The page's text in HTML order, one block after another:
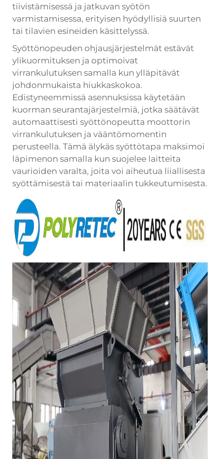
tiivistämisessä ja jatkuvan syötön
varmistamisessa, erityisen hyödyllisiä suurten
tai tilavien esineiden käsittelyssä.
Syöttönopeuden ohjausjärjestelmät estävät
ylikuormituksen ja optimoivat
virrankulutuksen samalla kun ylläpitävät
johdonmukaista hiukkaskokoa.
Edistyneemmissä asennuksissa käytetään
kuorman seurantajärjestelmiä, jotka säätävät
automaattisesti syöttönopeutta moottorin
virrankulutuksen ja vääntömomentin
perusteella. Tämä älykäs syöttötapa maksimoi
läpimenon samalla kun suojelee laitteita
vaurioiden varalta, joita voi aiheutua liiallisesta
syöttämisestä tai materiaalin tukkeutumisesta.